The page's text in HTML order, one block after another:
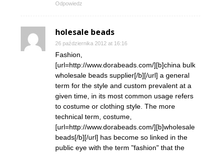
Odpowiedz
holesale beads
26 października 2012 at 16:16
Fashion,
[url=http://www.dorabeads.com/][b]china bulk
wholesale beads supplier[/b][/url] a general
term for the style and custom prevalent at a
given time, in its most common usage refers
to costume or clothing style. The more
technical term, costume,
[url=http://www.dorabeads.com/][b]wholesale
beads[/b][/url] has become so linked in the
public eye with the term "fashion" that the